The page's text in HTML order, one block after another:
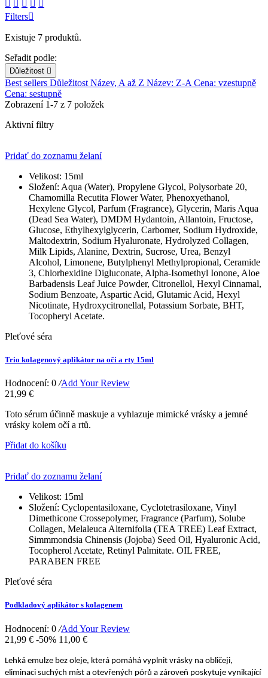
    
Filters
Existuje 7 produktů.
Seřadit podle:
Důležitost 
Best sellers Důležitost Název, A až Z Název: Z-A Cena: vzestupně
Cena: sestupně
Zobrazení 1-7 z 7 položek
Aktivní filtry
Pridať do zoznamu želaní
Velikost: 15ml
Složení: Aqua (Water), Propylene Glycol, Polysorbate 20,
Chamomilla Recutita Flower Water, Phenoxyethanol,
Hexylene Glycol, Parfum (Fragrance), Glycerin, Maris Aqua
(Dead Sea Water), DMDM Hydantoin, Allantoin, Fructose,
Glucose, Ethylhexylglycerin, Carbomer, Sodium Hydroxide,
Maltodextrin, Sodium Hyaluronate, Hydrolyzed Collagen,
Milk Lipids, Alanine, Dextrin, Sucrose, Urea, Benzyl
Alcohol, Limonene, Butylphenyl Methylpropional, Ceramide
3, Chlorhexidine Digluconate, Alpha-Isomethyl Ionone, Aloe
Barbadensis Leaf Juice Powder, Citronellol, Hexyl Cinnamal,
Sodium Benzoate, Aspartic Acid, Glutamic Acid, Hexyl
Nicotinate, Hydroxycitronellal, Potassium Sorbate, BHT,
Tocopheryl Acetate.
Pleťové séra
Trio kolagenový aplikátor na oči a rty 15ml
Hodnocení: 0 /Add Your Review
21,99 €
Toto sérum účinně maskuje a vyhlazuje mimické vrásky a jemné
vrásky kolem očí a rtů.
Přidat do košíku
Pridať do zoznamu želaní
Velikost: 15ml
Složení: Cyclopentasiloxane, Cyclotetrasiloxane, Vinyl
Dimethicone Crossepolymer, Fragrance (Parfum), Solube
Collagen, Melaleuca Alternifolia (TEA TREE) Leaf Extract,
Simmmondsia Chinensis (Jojoba) Seed Oil, Hyaluronic Acid,
Tocopherol Acetate, Retinyl Palmitate. OIL FREE,
PARABEN FREE
Pleťové séra
Podkladový aplikátor s kolagenem
Hodnocení: 0 /Add Your Review
21,99 € -50% 11,00 €
Lehká emulze bez oleje, která pomáhá vyplnit vrásky na obličeji,
eliminaci suchých míst a otevřených pórů a zároveň poskytuje vynikající